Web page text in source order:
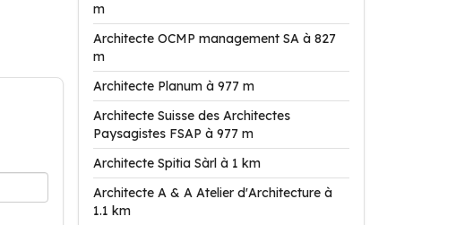
m
Architecte OCMP management SA à 827
m
Architecte Planum à 977 m
Architecte Suisse des Architectes
Paysagistes FSAP à 977 m
Architecte Spitia Sàrl à 1 km
Architecte A & A Atelier d'Architecture à
1.1 km